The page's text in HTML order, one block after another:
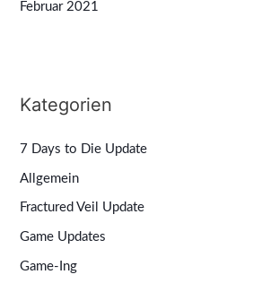
Februar 2021
Kategorien
7 Days to Die Update
Allgemein
Fractured Veil Update
Game Updates
Game-Ing